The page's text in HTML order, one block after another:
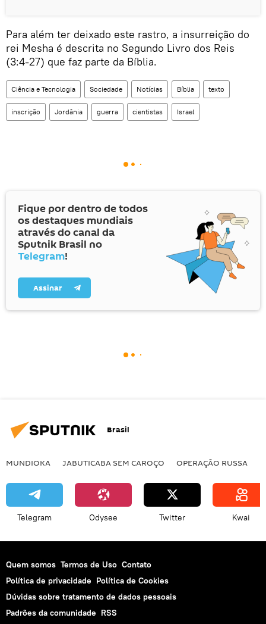
Para além ter deixado este rastro, a insurreição do
rei Mesha é descrita no Segundo Livro dos Reis
(3:4-27) que faz parte da Bíblia.
Ciência e Tecnologia Sociedade Notícias Bíblia texto
inscrição Jordânia guerra cientistas Israel
Fique por dentro de todos
os destaques mundiais
através do canal da
Sputnik Brasil no
Telegram!
Assinar
Brasil
MUNDIOKA JABUTICABA SEM CAROÇO OPERAÇÃO RUSSA
Telegram Odysee Twitter Kwai
Quem somos Termos de Uso Contato
Política de privacidade Política de Cookies
Dúvidas sobre tratamento de dados pessoais
Padrões da comunidade RSS